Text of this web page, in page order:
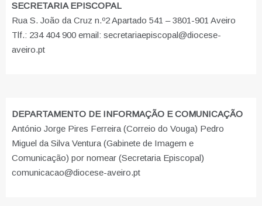
SECRETARIA EPISCOPAL
Rua S. João da Cruz n.º2 Apartado 541 – 3801-901 Aveiro
Tlf.: 234 404 900 email: secretariaepiscopal@diocese-
aveiro.pt
DEPARTAMENTO DE INFORMAÇÃO E COMUNICAÇÃO
António Jorge Pires Ferreira (Correio do Vouga) Pedro
Miguel da Silva Ventura (Gabinete de Imagem e
Comunicação) por nomear (Secretaria Episcopal)
comunicacao@diocese-aveiro.pt